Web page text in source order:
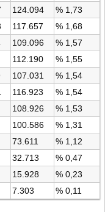
124.094
% 1,73
117.657
% 1,68
109.096
% 1,57
112.190
% 1,55
107.031
% 1,54
116.923
% 1,54
108.926
% 1,53
100.586
% 1,31
73.611
% 1,12
32.713
% 0,47
15.928
% 0,23
7.303 % 0,11